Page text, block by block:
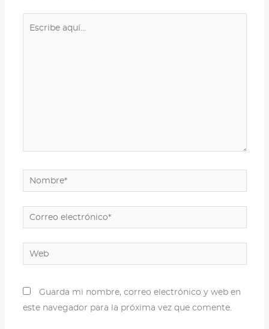
Nombre*
Correo
electrónico*
Web
Guarda mi nombre, correo electrónico y web en
este navegador para la próxima vez que comente.